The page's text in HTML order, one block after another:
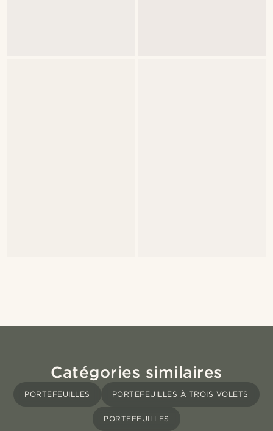
Catégories similaires
PORTEFEUILLES PORTEFEUILLES À TROIS VOLETS
PORTEFEUILLES